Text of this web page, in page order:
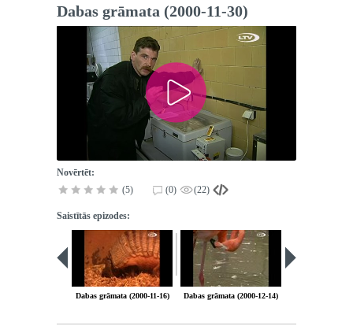
Dabas grāmata (2000-11-30)
Novērtēt:
(5)
(0) (22)
Saistītās epizodes:
Dabas grāmata (2000-11-16) Dabas grāmata (2000-12-14)